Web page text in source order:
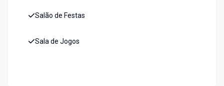
Salão de Festas
Sala de Jogos